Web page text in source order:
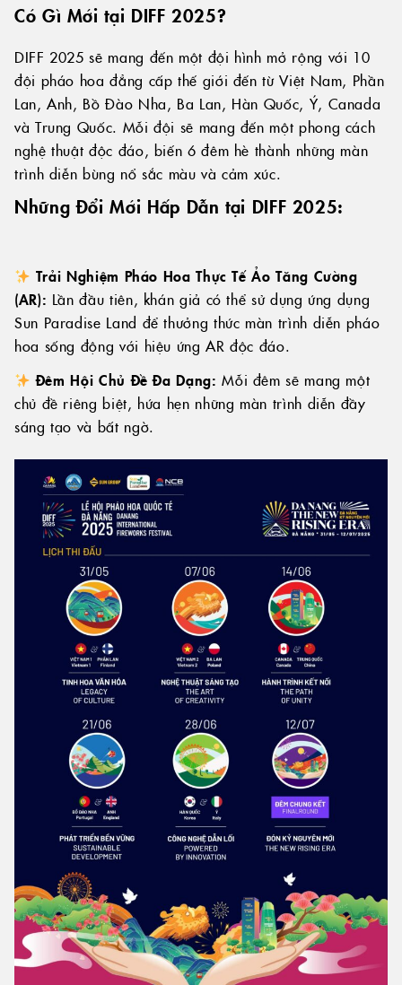
Có Gì Mới tại DIFF 2025?
DIFF 2025 sẽ mang đến một đội hình mở rộng với 10
đội pháo hoa đẳng cấp thế giới đến từ Việt Nam, Phần
Lan, Anh, Bồ Đào Nha, Ba Lan, Hàn Quốc, Ý, Canada
và Trung Quốc. Mỗi đội sẽ mang đến một phong cách
nghệ thuật độc đáo, biến 6 đêm hè thành những màn
trình diễn bùng nổ sắc màu và cảm xúc.
Những Đổi Mới Hấp Dẫn tại DIFF 2025:
Trải Nghiệm Pháo Hoa Thực Tế Ảo Tăng Cường
(AR): Lần đầu tiên, khán giả có thể sử dụng ứng dụng
Sun Paradise Land để thưởng thức màn trình diễn pháo
hoa sống động với hiệu ứng AR độc đáo.
Đêm Hội Chủ Đề Đa Dạng: Mỗi đêm sẽ mang một
chủ đề riêng biệt, hứa hẹn những màn trình diễn đầy
sáng tạo và bất ngờ.